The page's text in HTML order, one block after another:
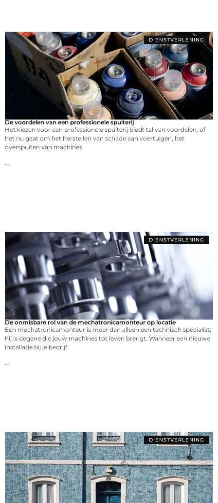
DIENSTVERLENING
De voordelen van een professionele spuiterij
Het kiezen voor een professionele spuiterij biedt tal van voordelen, of
het nu gaat om het herstellen van schade aan voertuigen, het
overspuiten van machines
...
DIENSTVERLENING
De onmisbare rol van de mechatronicamonteur op locatie
Een mechatronicamonteur is meer dan alleen een technisch specialist;
hij is degene die jouw machines tot leven brengt. Wanneer een nieuwe
installatie bij je bedrijf
...
DIENSTVERLENING